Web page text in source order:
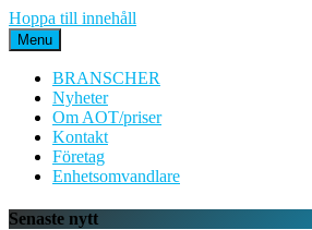
Hoppa till innehåll
Menu
BRANSCHER
Nyheter
Om AOT/priser
Kontakt
Företag
Enhetsomvandlare
Senaste nytt